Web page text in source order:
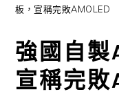
板，宣稱完敗AMOLED
強國自製
宣稱完敗